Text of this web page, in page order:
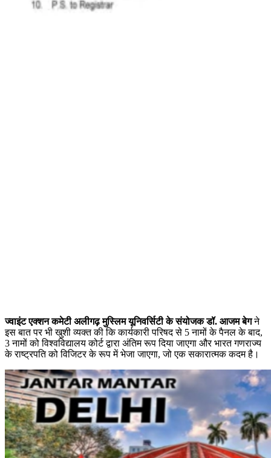
ज्वाइंट एक्शन कमेटी अलीगढ़ मुस्लिम यूनिवर्सिटी के संयोजक डॉ. आजम बेगने
इस बात पर भी खुशी व्यक्त की कि कार्यकारी परिषद से 5 नामों के पैनल के बाद,
3 नामों को विश्वविद्यालय कोर्ट द्वारा अंतिम रूप दिया जाएगा और भारत गणराज्य
के राष्ट्रपति को विजिटर के रूप में भेजा जाएगा, जो एक सकारात्मक कदम है।